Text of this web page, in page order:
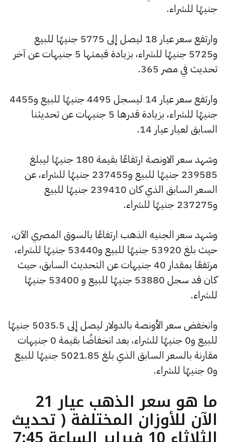
جنيهًا للشراء.
وارتفع سعر عيار 18 ليصل إلى 5775 جنيهًا للبيع
و5725 جنيهًا للشراء، بزيادة قيمتها 5 جنيهات عن آخر
تحديث في مصر 365.
وارتفع سعر عيار 14 ليسجل 4495 جنيهًا للبيع و4455
جنيهًا للشراء، بزيادة قدرها 5 جنيهات عن تحديثنا
السابق لعيار عيار 14.
وشهد سعر الاونصة ارتفاعًا بقيمة 180 جنيهًا ليبلغ
239585 جنيهًا للبيع و237455 جنيهًا للشراء، عن
السعر السابق الذي كان 239410 جنيهًا للبيع
و237275 جنيهًا للشراء.
وشهد سعر الجنيه الذهب ارتفاعًا بالسوق المصري الآن،
حيث بلغ 53920 جنيهًا للبيع و53440 جنيهًا للشراء،
مرتفعًا بمقدار 40 جنيهات عن التحديث السابق، حيث
كان قد سجل 53880 جنيهًا للبيع و 53400 جنيهًا
للشراء.
وانخفض سعر الأونصة بالدولار ليصل إلى 5035.5 جنيهًا
للبيع و0 جنيهًا للشراء، بعد انخفاضًا بقيمة 0 جنيهات
مقارنة بالسعر السابق الذي بلغ 5021.85 جنيهًا للبيع
و0 جنيهًا للشراء.
ما هو سعر الذهب عيار 21
الآن للأوزان المختلفة ( تحديث